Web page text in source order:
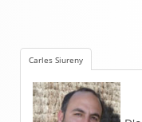
Carles Siureny